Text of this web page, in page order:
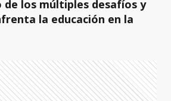
de los múltiples desafíos y
la educación en la